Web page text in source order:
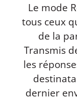
Le mode
tous ceux
de la
Transmis
les
dernier